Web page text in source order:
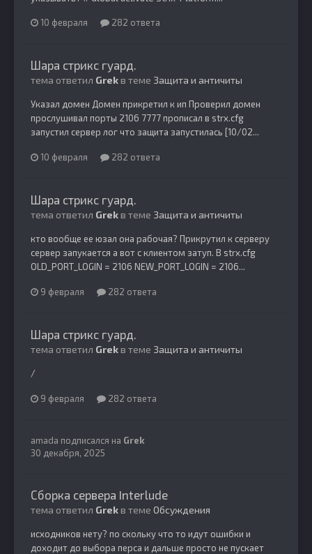
10 февраля 282 ответа
Шара стрикс гуард.
тема ответил Grekв теме Защита и античиты
Указал домен Домен прикретил к ип Проверил домен
прослушивал порты 2106 7777 прописал в strx.cfg
запустил сервер лог что защита запустилась [10/02...
10 февраля 282 ответа
Шара стрикс гуард.
тема ответил Grekв теме Защита и античиты
кто вообще ее юзал она рабочая? Прикрутил к серверу
сервер запукается а вот с клиентом затуп. В strx.cfg
OLD_PORT_LOGIN = 2106 NEW_PORT_LOGIN = 2106...
9 февраля 282 ответа
Шара стрикс гуард.
тема ответил Grekв теме Защита и античиты
/
9 февраля 282 ответа
amada подписался на Grek
30 декабря, 2025
Сборка сервера Interlude
тема ответил Grekв теме Обсуждения
исходников нету? по скольку что то идут ошибки и
доходит до выбора перса и дальше просто не пускает